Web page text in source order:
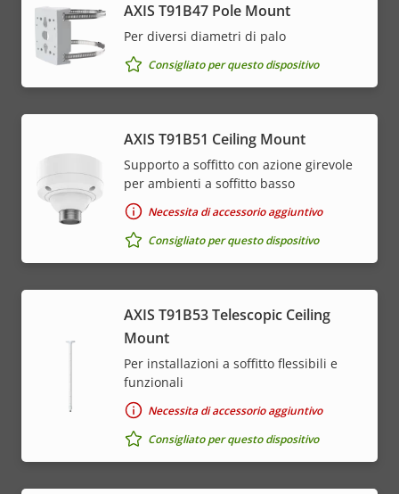
AXIS T91B47 Pole Mount
Per diversi diametri di palo
Consigliato per questo dispositivo
AXIS T91B51 Ceiling Mount
Supporto a soffitto con azione girevole
per ambienti a soffitto basso
Necessita di accessorio aggiuntivo
Consigliato per questo dispositivo
AXIS T91B53 Telescopic Ceiling
Mount
Per installazioni a soffitto flessibili e
funzionali
Necessita di accessorio aggiuntivo
Consigliato per questo dispositivo